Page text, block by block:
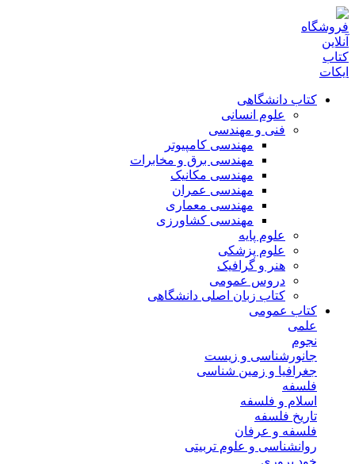
کتاب دانشگاهی
علوم انسانی
فنی و مهندسی
مهندسی کامپیوتر
مهندسی برق و مخابرات
مهندسی مکانیک
مهندسی عمران
مهندسی معماری
مهندسی کشاورزی
علوم پایه
علوم پزشکی
هنر و گرافیک
دروس عمومی
کتاب زبان اصلی دانشگاهی
کتاب عمومی
علمی
نجوم
جانورشناسی و زیست
جغرافیا و زمین شناسی
فلسفه
اسلام و فلسفه
تاریخ فلسفه
فلسفه و عرفان
روانشناسی و علوم تربیتی
خود پروری